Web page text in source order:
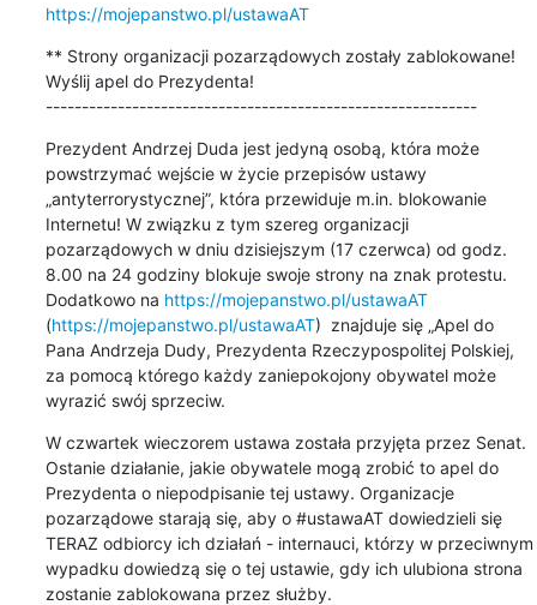
https://mojepanstwo.pl/ustawaAT
** Strony organizacji pozarządowych zostały zablokowane!
Wyślij apel do Prezydenta!
------------------------------------------------------------
Prezydent Andrzej Duda jest jedyną osobą, która może
powstrzymać wejście w życie przepisów ustawy
„antyterrorystycznej”, która przewiduje m.in. blokowanie
Internetu! W związku z tym szereg organizacji
pozarządowych w dniu dzisiejszym (17 czerwca) od godz.
8.00 na 24 godziny blokuje swoje strony na znak protestu.
Dodatkowo na https://mojepanstwo.pl/ustawaAT
(https://mojepanstwo.pl/ustawaAT)  znajduje się „Apel do
Pana Andrzeja Dudy, Prezydenta Rzeczypospolitej Polskiej,
za pomocą którego każdy zaniepokojony obywatel może
wyrazić swój sprzeciw.
W czwartek wieczorem ustawa została przyjęta przez Senat.
Ostanie działanie, jakie obywatele mogą zrobić to apel do
Prezydenta o niepodpisanie tej ustawy. Organizacje
pozarządowe starają się, aby o #ustawaAT dowiedzieli się
TERAZ odbiorcy ich działań - internauci, którzy w przeciwnym
wypadku dowiedzą się o tej ustawie, gdy ich ulubiona strona
zostanie zablokowana przez służby.